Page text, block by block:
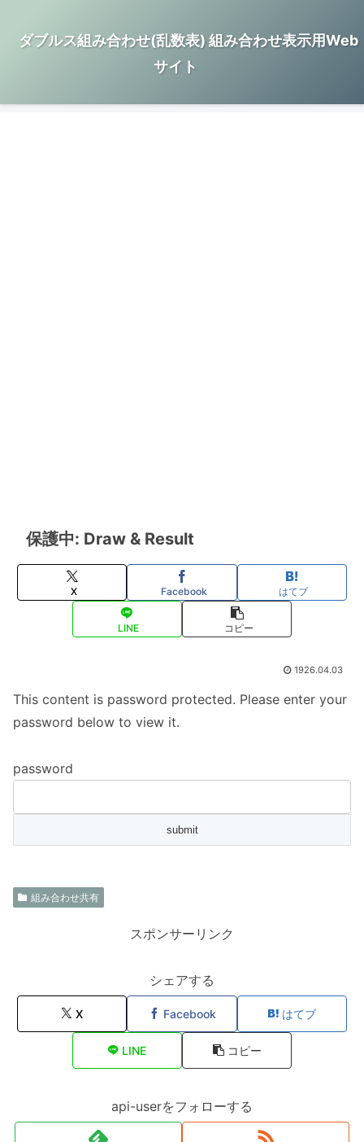
ダブルス組み合わせ(乱数表) 組み合わせ表示用Web
サイト
保護中: Draw & Result
X Facebook はてブ
LINE コピー
1926.04.03
This content is password protected. Please enter your
password below to view it.
password
組み合わせ共有
スポンサーリンク
シェアする
X Facebook はてブ
LINE コピー
api-userをフォローする